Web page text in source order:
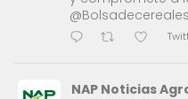
NAP Noticias